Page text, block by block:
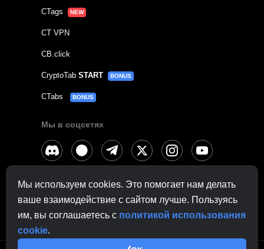
Мы используем cookies. Это помогает нам делать
ваше взаимодействие с сайтом лучше. Пользуясь
им, вы соглашаетесь с политикой использования
cookie.
CTags NEW
CT VPN
CB.click
CryptoTab START BONUS
CTabs BONUS
Мы в соцсетях
По другим вопросам:contactus@cryptobrowser.site